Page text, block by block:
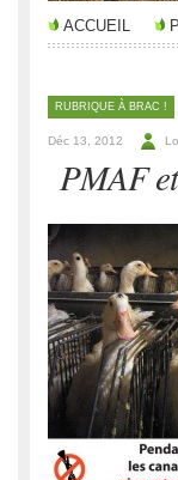
ACCUEIL
RUBRIQUE À BRAC !
Déc 13, 2012
PMAF